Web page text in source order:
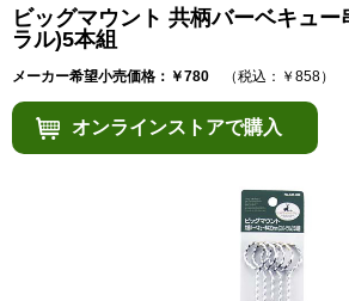
ビッグマウント 共柄バーベキュ
ラル)5本組
メーカー希望小売価格：￥780 （税込：￥858）
オンラインストアで購入